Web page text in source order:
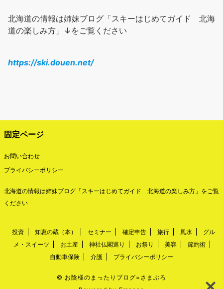
北海道の情報は姉妹ブログ「スキーはじめてガイド 北海
道の楽しみ方」↓をご覧ください
https://ski.douen.net/
固定ページ
お問い合わせ
プライバシーポリシー
北海道の情報は姉妹ブログ「スキーはじめてガイド 北海道の楽しみ方 」をご覧
ください
投資 知恵の蔵（本） セミナー 確定申告 旅行 風水
グル
メ・スイーツ
お土産 神社仏閣巡り お祭り 美容
節約術
自動車保険
介護 プライバシーポリシー
© お陰様のまったりブログ=さまぶろ